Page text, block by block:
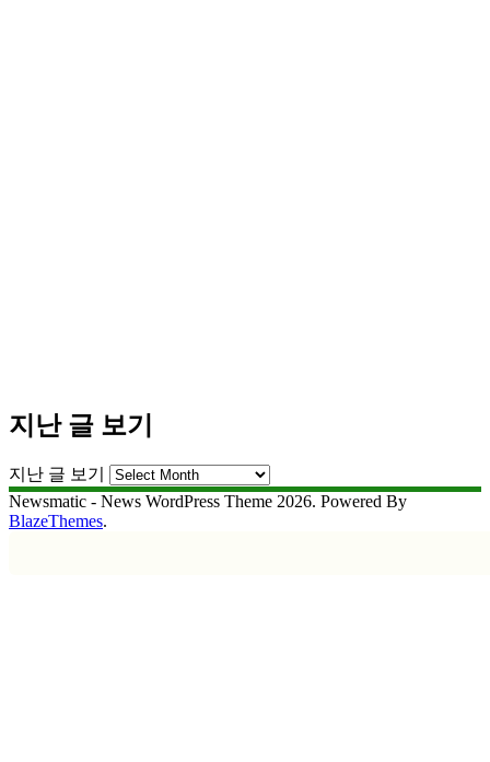
지난 글 보기
지난 글 보기
Newsmatic - News WordPress Theme 2026. Powered By
BlazeThemes.